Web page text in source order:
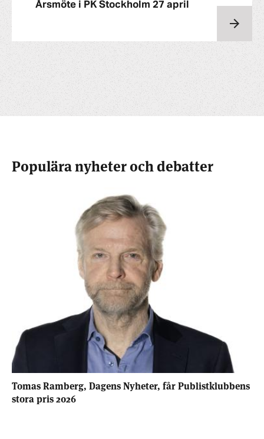
Årsmöte i PK Stockholm 27 april
Populära nyheter och debatter
Tomas Ramberg, Dagens Nyheter, får Publistklubbens
stora pris 2026